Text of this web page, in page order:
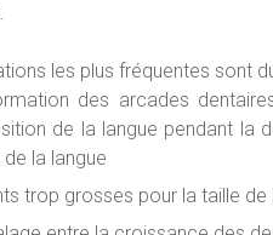
les plus fréquentes sont
des arcades
de la langue pendant la
la langue
trop grosses pour la taille